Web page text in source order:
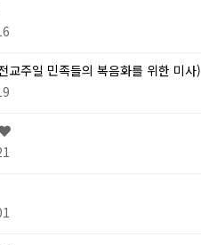
주일 민족들의 복음화를 위한 미사)